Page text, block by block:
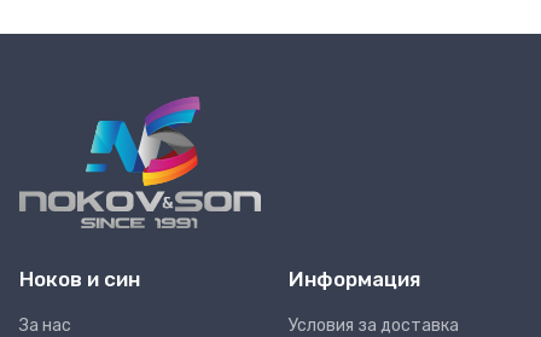
Ноков и син
За нас
Информация
Условия за доставка